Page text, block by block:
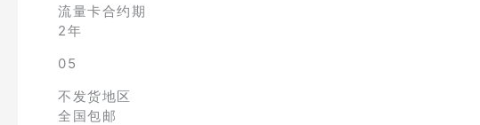
流量卡合约期
2年
05
不发货地区
全国包邮